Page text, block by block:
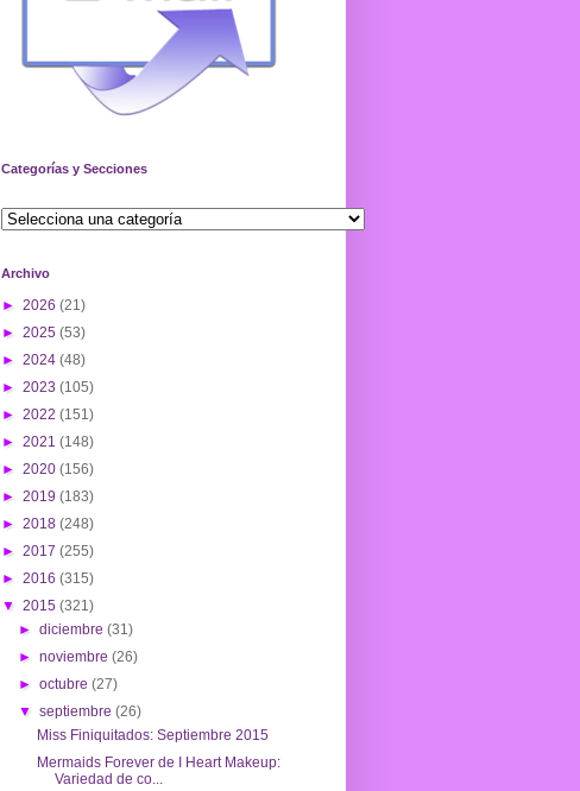
Categorías y Secciones
Archivo
► 2026 (21)
► 2025 (53)
► 2024 (48)
► 2023 (105)
► 2022 (151)
► 2021 (148)
► 2020 (156)
► 2019 (183)
► 2018 (248)
► 2017 (255)
► 2016 (315)
▼ 2015 (321)
►diciembre(31)
►noviembre(26)
►octubre(27)
▼septiembre(26)
Miss Finiquitados: Septiembre 2015
Mermaids Forever de I Heart Makeup:
Variedad de co...